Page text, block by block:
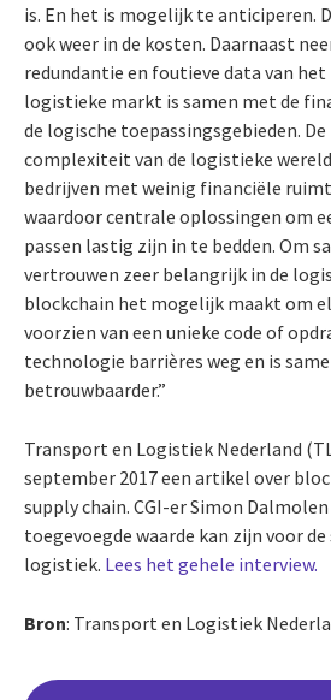
is. En het is mogelijk te anticiperen.
ook weer in de kosten. Daarnaast
redundantie en foutieve data van het
logistieke markt is samen met de
de logische toepassingsgebieden. De
complexiteit van de logistieke
bedrijven met weinig financiële
waardoor centrale oplossingen om
passen lastig zijn in te bedden. Om
vertrouwen zeer belangrijk in de
blockchain het mogelijk maakt om
voorzien van een unieke code of
technologie barrières weg en is
betrouwbaarder.”
Transport en Logistiek Nederland
september 2017 een artikel over
supply chain. CGI-er Simon
toegevoegde waarde kan zijn voor
logistiek. Lees het gehele interview.
Bron: Transport en Logistiek